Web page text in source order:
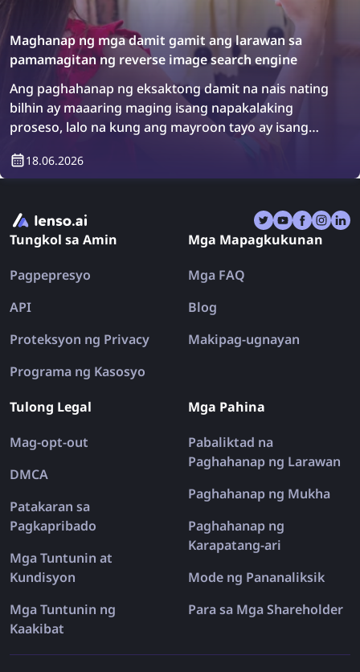
Maghanap ng mga damit gamit ang larawan sa
pamamagitan ng reverse image search engine
Ang paghahanap ng eksaktong damit na nais nating
bilhin ay maaaring maging isang napakalaking
proseso, lalo na kung ang mayroon tayo ay isang
mga reverse image search engine! Tuklasin kung
18.06.2026
Tungkol sa Amin
Pagpepresyo
API
Proteksyon ng Privacy
Programa ng Kasosyo
Mga Mapagkukunan
Mga FAQ
Blog
Makipag-ugnayan
Tulong Legal
Mag-opt-out
DMCA
Patakaran sa
Pagkapribado
Mga Tuntunin at
Kundisyon
Mga Tuntunin ng
Kaakibat
Mga Pahina
Pabaliktad na
Paghahanap ng Larawan
Paghahanap ng Mukha
Paghahanap ng
Karapatang-ari
Mode ng Pananaliksik
Para sa Mga Shareholder